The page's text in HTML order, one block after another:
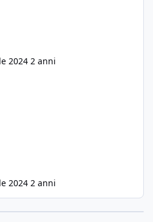
2024 2 anni
2024 2 anni